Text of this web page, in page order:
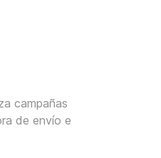
campañas
de envío e